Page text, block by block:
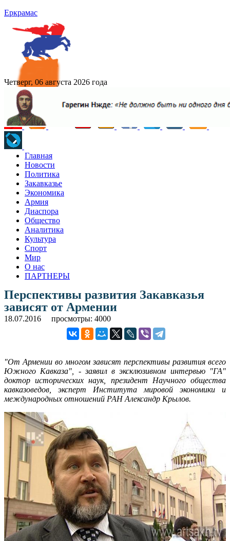
Еркрамас
Четверг, 06 августа 2026 года
Главная
Новости
Политика
Закавказье
Экономика
Армия
Диаспора
Общество
Аналитика
Культура
Спорт
Мир
О нас
ПАРТНЕРЫ
Перспективы развития Закавказья
зависят от Армении
18.07.2016 просмотры: 4000
"От Армении во многом зависят перспективы развития всего
Южного Кавказа", - заявил в эксклюзивном интервью "ГА"
доктор исторических наук, президент Научного общества
кавказоведов, эксперт Института мировой экономики и
международных отношений РАН Александр Крылов.